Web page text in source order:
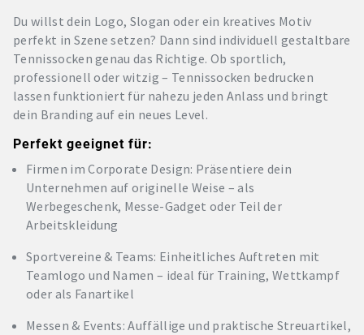
Du willst dein Logo, Slogan oder ein kreatives Motiv
perfekt in Szene setzen? Dann sind individuell gestaltbare
Tennissocken genau das Richtige. Ob sportlich,
professionell oder witzig – Tennissocken bedrucken
lassen funktioniert für nahezu jeden Anlass und bringt
dein Branding auf ein neues Level.
Perfekt geeignet für:
Firmen im Corporate Design: Präsentiere dein
Unternehmen auf originelle Weise – als
Werbegeschenk, Messe-Gadget oder Teil der
Arbeitskleidung
Sportvereine & Teams: Einheitliches Auftreten mit
Teamlogo und Namen – ideal für Training, Wettkampf
oder als Fanartikel
Messen & Events: Auffällige und praktische Streuartikel,